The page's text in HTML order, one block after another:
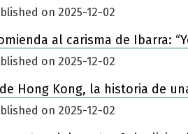
on 2025-12-02
al carisma de Ibarra:
on 2025-12-02
Hong Kong, la historia de
on 2025-12-02